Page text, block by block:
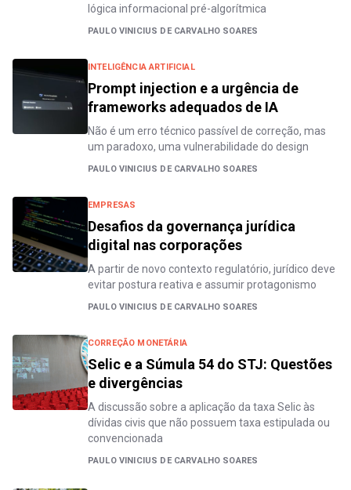
lógica informacional pré-algorítmica
PAULO VINICIUS DE CARVALHO SOARES
INTELIGÊNCIA ARTIFICIAL
Prompt injection e a urgência de
frameworks adequados de IA
Não é um erro técnico passível de correção, mas
um paradoxo, uma vulnerabilidade do design
PAULO VINICIUS DE CARVALHO SOARES
EMPRESAS
Desafios da governança jurídica
digital nas corporações
A partir de novo contexto regulatório, jurídico deve
evitar postura reativa e assumir protagonismo
PAULO VINICIUS DE CARVALHO SOARES
CORREÇÃO MONETÁRIA
Selic e a Súmula 54 do STJ: Questões
e divergências
A discussão sobre a aplicação da taxa Selic às
dívidas civis que não possuem taxa estipulada ou
convencionada
PAULO VINICIUS DE CARVALHO SOARES